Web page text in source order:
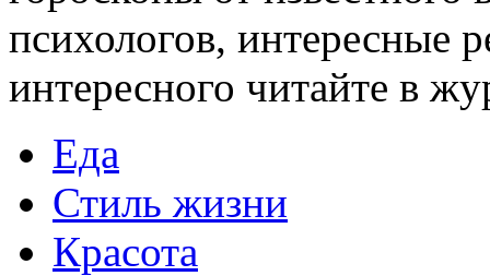
психологов, интересные
интересного читайте в
Еда
Стиль жизни
Красота